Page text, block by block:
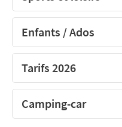
Enfants / Ados
Tarifs 2026
Camping-car